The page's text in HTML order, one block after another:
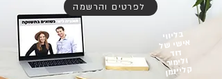
לפרטים והרשמה
בליווי
אישי של
דוד
ולימור
קליינמן